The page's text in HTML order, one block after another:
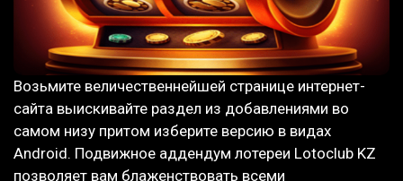
Возьмите величественнейшей странице интернет-
сайта выискивайте раздел из добавлениями во
самом низу притом изберите версию в видах
Android. Подвижное аддендум лотереи Lotoclub KZ
позволяет вам блаженствовать всеми